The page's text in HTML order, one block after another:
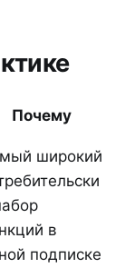
Почему
широкий
в
подписке